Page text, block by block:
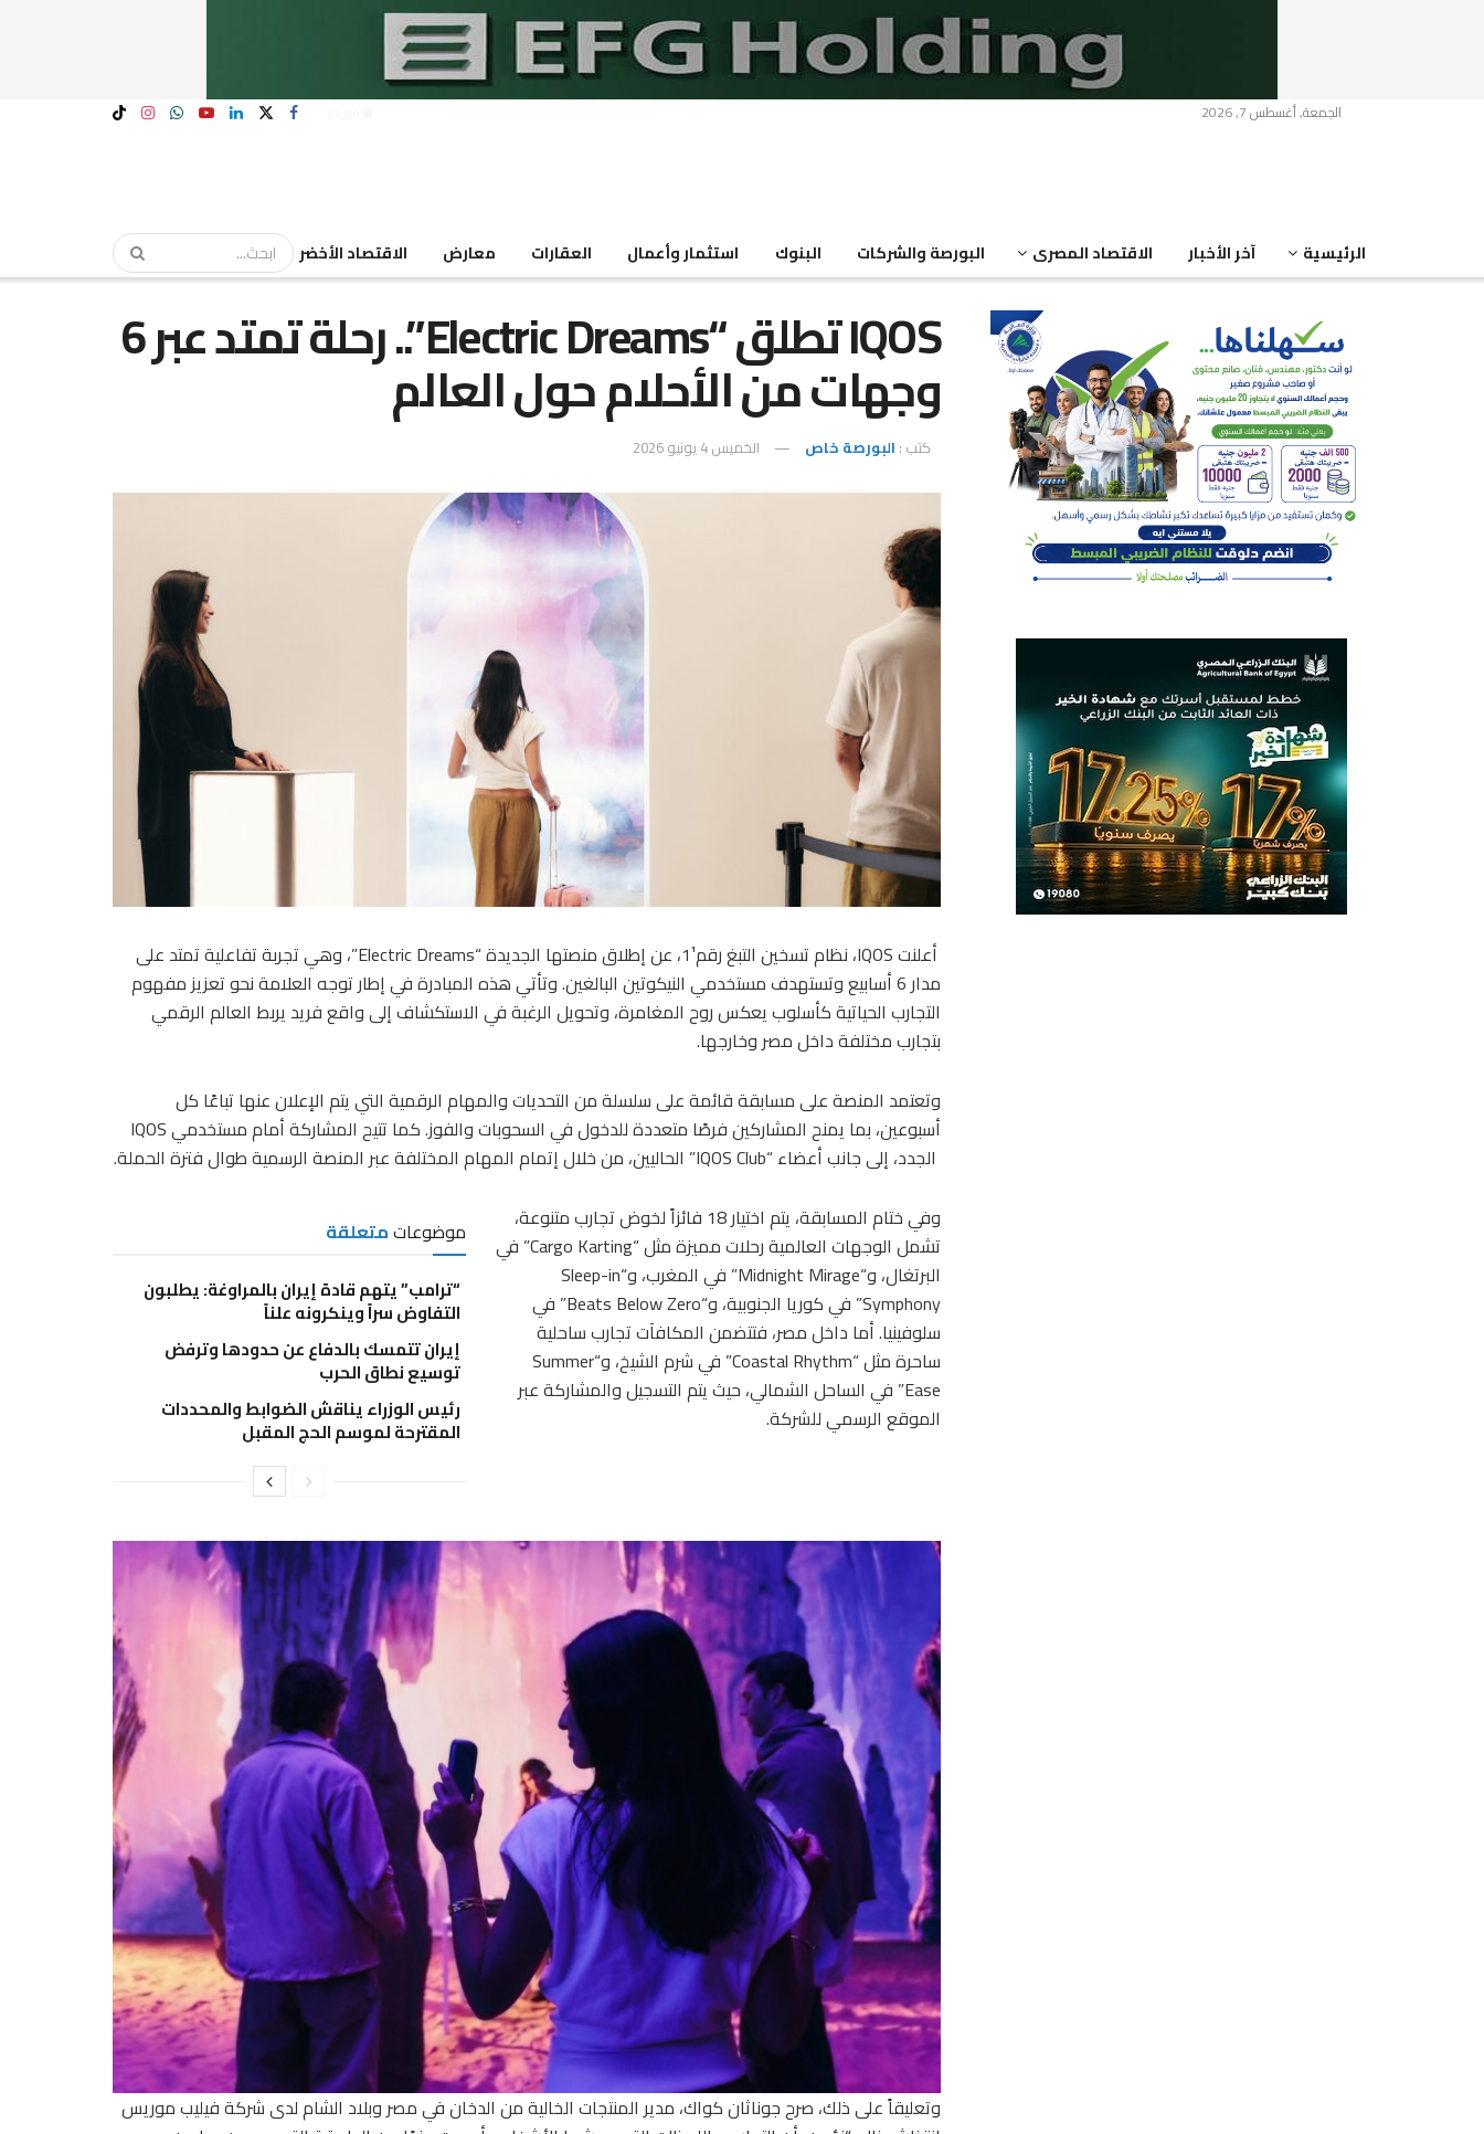
الجمعة, أغسطس 7, 2026
الرئيسية آخر الأخبار الاقتصاد المصرى البورصة والشركات البنوك استثمار وأعمال العقارات معارض الاقتصاد الأخضر
IQOS تطلق “Electric Dreams”.. رحلة تمتد عبر 6
وجهات من الأحلام حول العالم
كتب : البورصة خاص الخميس 4 يونيو 2026
أعلنت IQOS، نظام تسخين التبغ رقم1¹، عن إطلاق منصتها الجديدة “Electric Dreams”، وهي تجربة تفاعلية تمتد على
مدار 6 أسابيع وتستهدف مستخدمي النيكوتين البالغين. وتأتي هذه المبادرة في إطار توجه العلامة نحو تعزيز مفهوم
التجارب الحياتية كأسلوب يعكس روح المغامرة، وتحويل الرغبة في الاستكشاف إلى واقع فريد يربط العالم الرقمي
بتجارب مختلفة داخل مصر وخارجها.
وتعتمد المنصة على مسابقة قائمة على سلسلة من التحديات والمهام الرقمية التي يتم الإعلان عنها تباعًا كل
أسبوعين، بما يمنح المشاركين فرصًا متعددة للدخول في السحوبات والفوز. كما تتيح المشاركة أمام مستخدمي IQOS
الجدد، إلى جانب أعضاء “IQOS Club” الحاليين، من خلال إتمام المهام المختلفة عبر المنصة الرسمية طوال فترة الحملة.
موضوعاتمتعلقة
“ترامب” يتهم قادة إيران بالمراوغة: يطلبون
التفاوض سراً وينكرونه علناً
إيران تتمسك بالدفاع عن حدودها وترفض
توسيع نطاق الحرب
رئيس الوزراء يناقش الضوابط والمحددات
المقترحة لموسم الحج المقبل
وفي ختام المسابقة، يتم اختيار 18 فائزاً لخوض تجارب متنوعة،
تشمل الوجهات العالمية رحلات مميزة مثل “Cargo Karting” في
البرتغال، و“Midnight Mirage” في المغرب، و“Sleep-in
Symphony” في كوريا الجنوبية، و“Beats Below Zero” في
سلوفينيا. أما داخل مصر، فتتضمن المكافآت تجارب ساحلية
ساحرة مثل “Coastal Rhythm” في شرم الشيخ، و“Summer
Ease” في الساحل الشمالي، حيث يتم التسجيل والمشاركة عبر
الموقع الرسمي للشركة.
وتعليقاً على ذلك، صرح جوناثان كواك، مدير المنتجات الخالية من الدخان في مصر وبلاد الشام لدى شركة فيليب موريس